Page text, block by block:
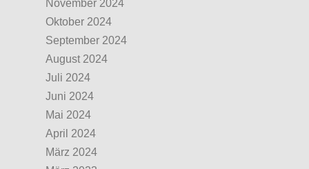
November 2024
Oktober 2024
September 2024
August 2024
Juli 2024
Juni 2024
Mai 2024
April 2024
März 2024